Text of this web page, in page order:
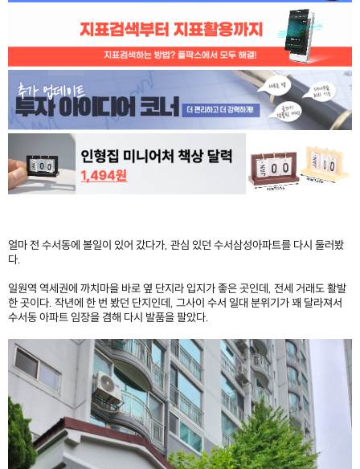
얼마 전 수서동에 볼일이 있어 갔다가, 관심 있던 수서삼성아파트를 다시 둘러봤
다.
일원역 역세권에 까치마을 바로 옆 단지라 입지가 좋은 곳인데, 전세 거래도 활발
한 곳이다. 작년에 한 번 봤던 단지인데, 그사이 수서 일대 분위기가 꽤 달라져서
수서동 아파트 임장을 겸해 다시 발품을 팔았다.